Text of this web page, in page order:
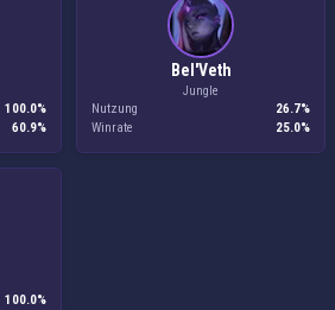
100.0%
60.9%
Bel'Veth
Jungle
Nutzung
26.7%
Winrate
25.0%
100.0%